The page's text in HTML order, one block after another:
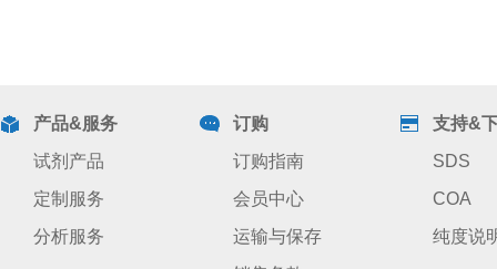
产品&服务
试剂产品
定制服务
分析服务
订购
订购指南
会员中心
运输与保存
支持&
SDS
COA
纯度说